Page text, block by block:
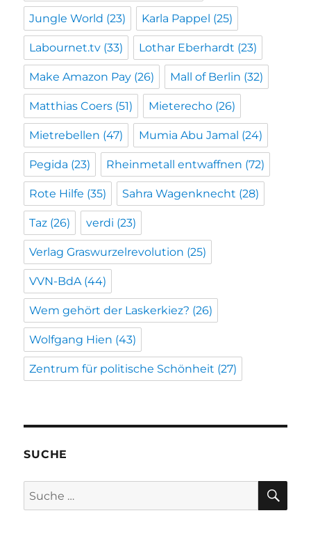
Jungle World (23) Karla Pappel (25)
Labournet.tv (33) Lothar Eberhardt (23)
Make Amazon Pay (26) Mall of Berlin (32)
Matthias Coers (51) Mieterecho (26)
Mietrebellen (47) Mumia Abu Jamal (24)
Pegida (23) Rheinmetall entwaffnen (72)
Rote Hilfe (35) Sahra Wagenknecht (28)
Taz (26) verdi (23)
Verlag Graswurzelrevolution (25)
VVN-BdA (44)
Wem gehört der Laskerkiez? (26)
Wolfgang Hien (43)
Zentrum für politische Schönheit (27)
SUCHE
Suche
nach: